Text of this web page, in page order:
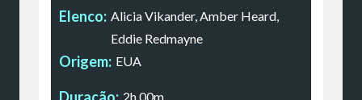
Elenco: Alicia Vikander, Amber Heard,
Eddie Redmayne
Origem: EUA
Duração: 2h 00m